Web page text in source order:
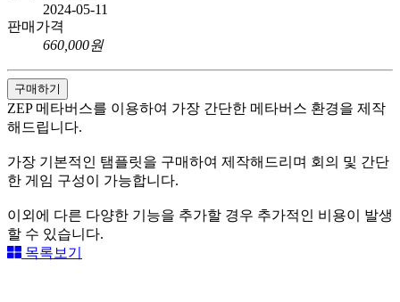
2024-05-11
판매가격
660,000원
구매하기
ZEP 메타버스를 이용하여 가장 간단한 메타버스 환경을 제작
해드립니다.
가장 기본적인 탬플릿을 구매하여 제작해드리며 회의 및 간단
한 게임 구성이 가능합니다.
이외에 다른 다양한 기능을 추가할 경우 추가적인 비용이 발생
할 수 있습니다.
목록보기